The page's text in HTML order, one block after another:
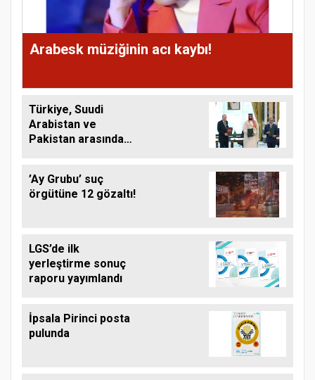
Arabesk müziğinin acı kaybı!
Türkiye, Suudi
Arabistan ve
Pakistan arasında
’Ay Grubu’ suç
örgütüne 12 gözaltı!
LGS’de ilk
yerleştirme sonuç
raporu yayımlandı
İpsala Pirinci posta
pulunda